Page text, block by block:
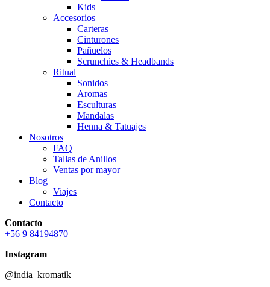
Kids
Accesorios
Carteras
Cinturones
Pañuelos
Scrunchies & Headbands
Ritual
Sonidos
Aromas
Esculturas
Mandalas
Henna & Tatuajes
Nosotros
FAQ
Tallas de Anillos
Ventas por mayor
Blog
Viajes
Contacto
Contacto
+56 9 84194870
Instagram
@india_kromatik